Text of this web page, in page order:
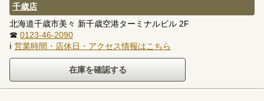
千歳店
北海道千歳市美々 新千歳空港ターミナルビル 2F
☎ 0123-46-2090
ℹ 営業時間・店休日・アクセス情報はこちら